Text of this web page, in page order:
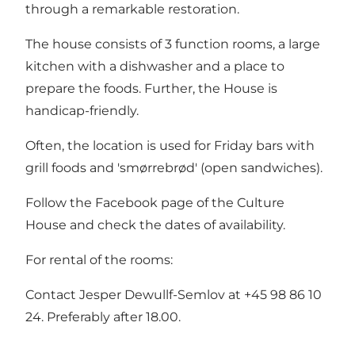
through a remarkable restoration.
The house consists of 3 function rooms, a large
kitchen with a dishwasher and a place to
prepare the foods. Further, the House is
handicap-friendly.
Often, the location is used for Friday bars with
grill foods and 'smørrebrød' (open sandwiches).
Follow the Facebook page of the Culture
House and check the dates of availability.
For rental of the rooms:
Contact Jesper Dewullf-Semlov at +45 98 86 10
24. Preferably after 18.00.